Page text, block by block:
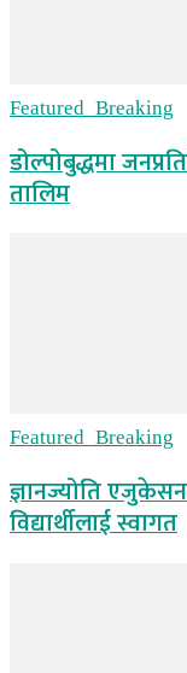
Featured_Breaking
डोल्पोबुद्धमा
तालिम
Featured_Breaking
ज्ञानज्योति
विद्यार्थीलाई स्वागत